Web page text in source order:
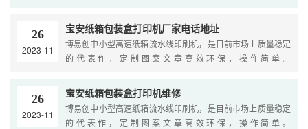
26
2023-11
宝安纸箱包装盒打印机厂家电话地址
博易创中小型高速纸箱流水线印刷机，是目前市场上质量稳定
的代表作，定制图案文章高效环保，操作简单。
26
2023-11
宝安纸箱包装盒打印机维修
博易创中小型高速纸箱流水线印刷机，是目前市场上质量稳定
的代表作，定制图案文章高效环保，操作简单。